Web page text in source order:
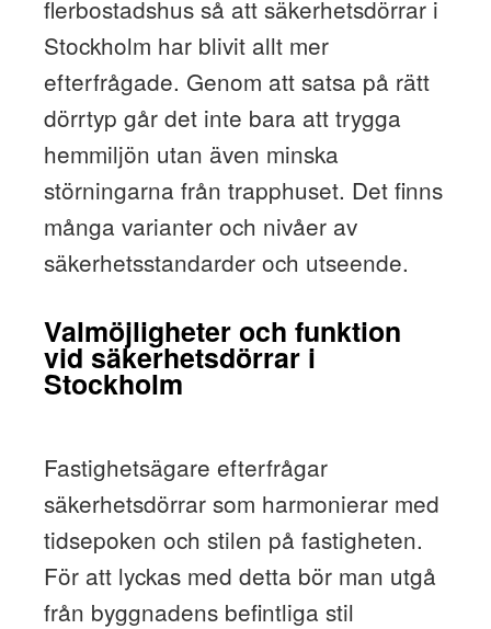
flerbostadshus så att säkerhetsdörrar i
Stockholm har blivit allt mer
efterfrågade. Genom att satsa på rätt
dörrtyp går det inte bara att trygga
hemmiljön utan även minska
störningarna från trapphuset. Det finns
många varianter och nivåer av
säkerhetsstandarder och utseende.
Valmöjligheter och funktion
vid säkerhetsdörrar i
Stockholm
Fastighetsägare efterfrågar
säkerhetsdörrar som harmonierar med
tidsepoken och stilen på fastigheten.
För att lyckas med detta bör man utgå
från byggnadens befintliga stil